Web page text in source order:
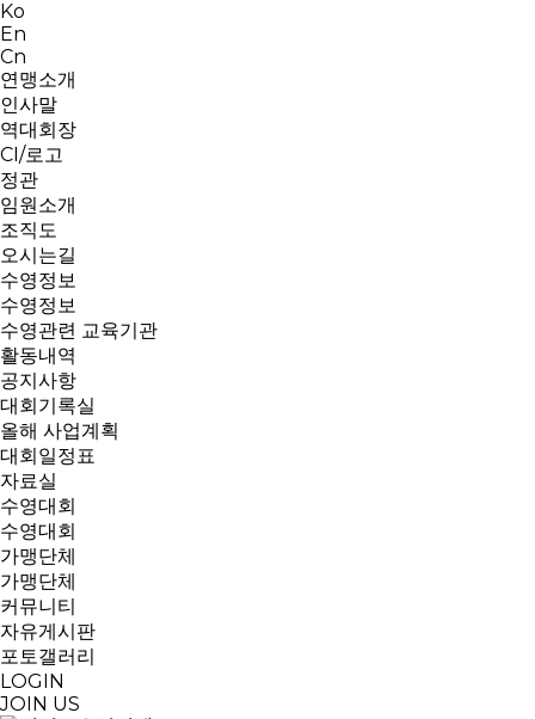
Ko
En
Cn
연맹소개
인사말
역대회장
CI/로고
정관
임원소개
조직도
오시는길
수영정보
수영정보
수영관련 교육기관
활동내역
공지사항
대회기록실
올해 사업계획
대회일정표
자료실
수영대회
수영대회
가맹단체
가맹단체
커뮤니티
자유게시판
포토갤러리
LOGIN
JOIN US